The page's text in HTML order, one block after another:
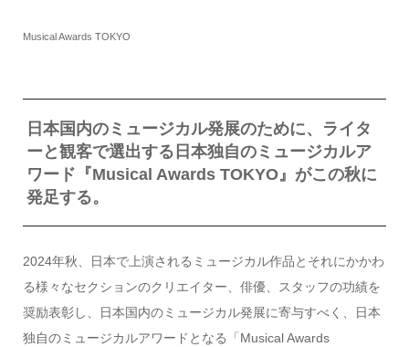
Musical Awards TOKYO
日本国内のミュージカル発展のために、ライタ
ーと観客で選出する日本独自のミュージカルア
ワード『Musical Awards TOKYO』がこの秋に
発足する。
2024年秋、日本で上演されるミュージカル作品とそれにかかわ
る様々なセクションのクリエイター、俳優、スタッフの功績を
奨励表彰し、日本国内のミュージカル発展に寄与すべく、日本
独自のミュージカルアワードとなる「Musical Awards